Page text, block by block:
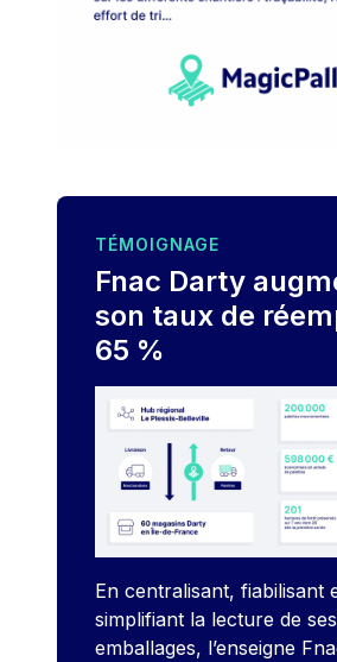
TÉMOIGNAGE
Fnac Darty
son taux de
65 %
En centralisant, fiabilisant
simplifiant la lecture de
emballages, l’enseigne